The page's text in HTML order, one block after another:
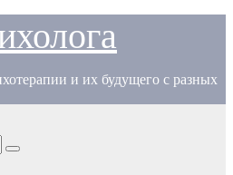
и их будущего с разных